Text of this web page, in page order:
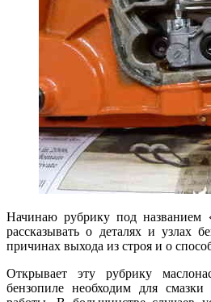
Начинаю рубрику под названием
рассказывать о деталях и узлах
причинах выхода из строя и о
Открывает эту рубрику
бензопиле необходим для